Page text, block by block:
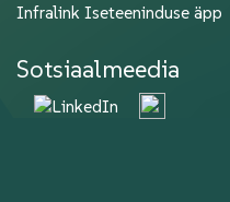
Infralink Iseteeninduse äpp
Sotsiaalmeedia